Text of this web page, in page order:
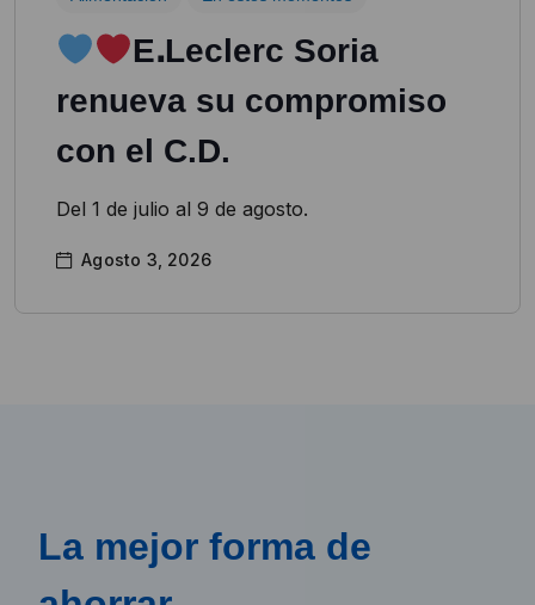
EꓸLeclerc Soria
renueva su compromiso
con el C.D.
Del 1 de julio al 9 de agosto.
Agosto 3, 2026
La mejor forma de